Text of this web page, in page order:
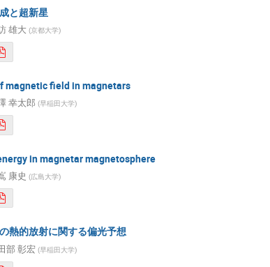
と超新星
雄大 (京都大学)
magnetic field in magnetars
幸太郎 (早稲田大学)
in magnetar magnetosphere
康史 (広島大学)
熱的放射に関する偏光予想
部 彰宏 (早稲田大学)